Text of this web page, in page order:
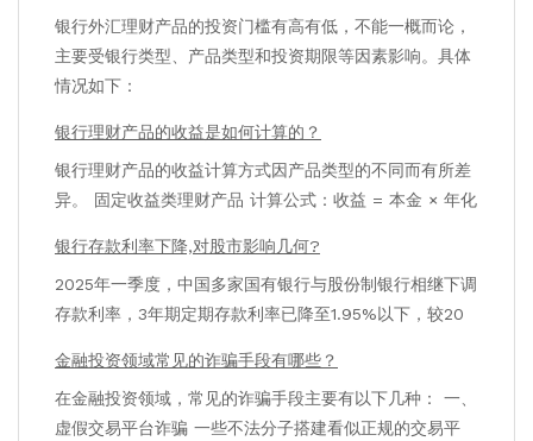
银行外汇理财产品的投资门槛有高有低，不能一概而论，
主要受银行类型、产品类型和投资期限等因素影响。具体
情况如下：
银行理财产品的收益是如何计算的？
银行理财产品的收益计算方式因产品类型的不同而有所差
异。 固定收益类理财产品 计算公式：收益 = 本金 × 年化
银行存款利率下降,对股市影响几何?
2025年一季度，中国多家国有银行与股份制银行相继下调
存款利率，3年期定期存款利率已降至1.95%以下，较20
金融投资领域常见的诈骗手段有哪些？
在金融投资领域，常见的诈骗手段主要有以下几种： 一、
虚假交易平台诈骗 一些不法分子搭建看似正规的交易平